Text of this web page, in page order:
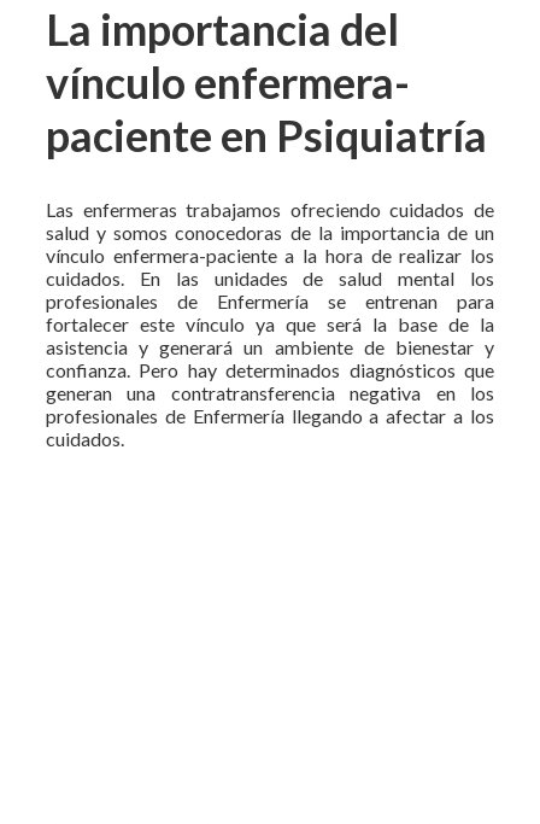
La importancia del
vínculo enfermera-
paciente en Psiquiatría
Las enfermeras trabajamos ofreciendo cuidados de
salud y somos conocedoras de la importancia de un
vínculo enfermera-paciente a la hora de realizar los
cuidados. En las unidades de salud mental los
profesionales de Enfermería se entrenan para
fortalecer este vínculo ya que será la base de la
asistencia y generará un ambiente de bienestar y
confianza. Pero hay determinados diagnósticos que
generan una contratransferencia negativa en los
profesionales de Enfermería llegando a afectar a los
cuidados.